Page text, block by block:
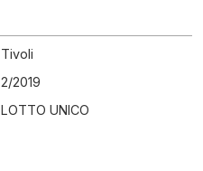
Tivoli
2/2019
LOTTO UNICO